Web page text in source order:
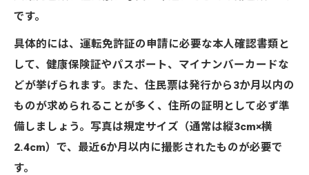
です。
具体的には、運転免許証の申請に必要な本人確認書類と
して、健康保険証やパスポート、マイナンバーカードな
どが挙げられます。また、住民票は発行から3か月以内の
ものが求められることが多く、住所の証明として必ず準
備しましょう。写真は規定サイズ（通常は縦3cm×横
2.4cm）で、最近6か月以内に撮影されたものが必要で
す。